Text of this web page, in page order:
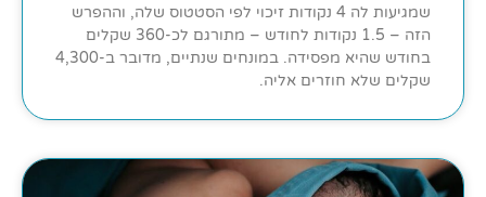
שמגיעות לה 4 נקודות זיכוי לפי הסטטוס שלה, וההפרש
הזה – 1.5 נקודות לחודש – מתורגם לכ-360 שקלים
בחודש שהיא מפסידה. במונחים שנתיים, מדובר ב-4,300
שקלים שלא חוזרים אליה.